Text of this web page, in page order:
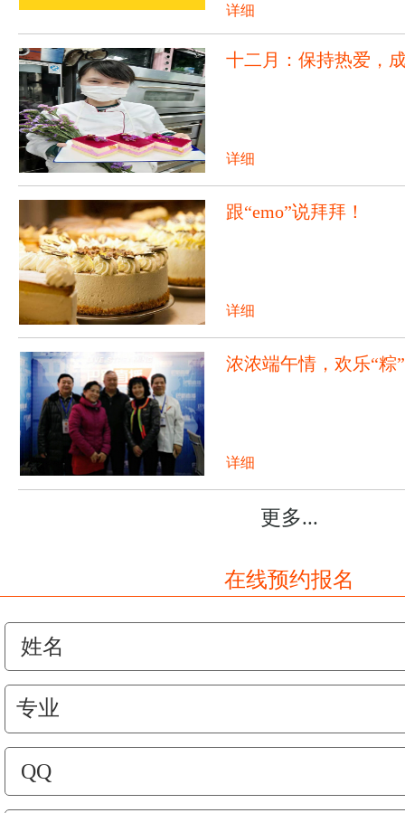
详细
十二月：保持热爱，
详细
跟“emo”说拜拜！
详细
浓浓端午情，欢乐“
详细
更多...
在线预约报名